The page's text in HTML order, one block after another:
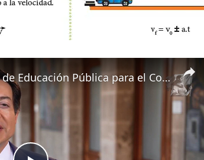
Mensaje del secretario de Educación Pública para el Consejo Técnico Escolar (1)